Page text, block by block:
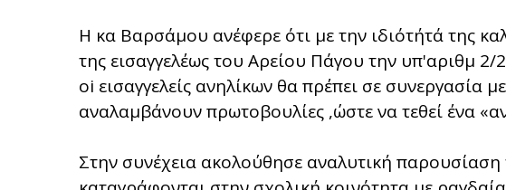
Η κα Βαρσάμου ανέφερε ότι με την ιδιότήτά της
της εισαγγελέως του Αρείου Πάγου την υπ'αριθμ 2/
oi εισαγγελείς ανηλίκων θα πρέπει σε συνεργασία
αναλαμβάνουν πρωτοβουλίες ,ώστε να τεθεί ένα
Στην συνέχεια ακολούθησε αναλυτική